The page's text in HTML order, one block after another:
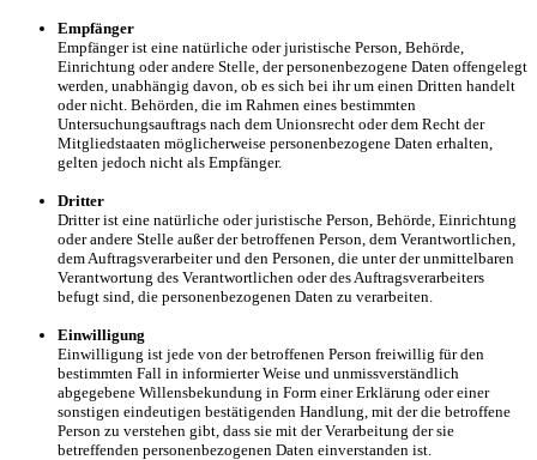
Empfänger
Empfänger ist eine natürliche oder juristische Person, Behörde,
Einrichtung oder andere Stelle, der personenbezogene Daten offengelegt
werden, unabhängig davon, ob es sich bei ihr um einen Dritten handelt
oder nicht. Behörden, die im Rahmen eines bestimmten
Untersuchungsauftrags nach dem Unionsrecht oder dem Recht der
Mitgliedstaaten möglicherweise personenbezogene Daten erhalten,
gelten jedoch nicht als Empfänger.
Dritter
Dritter ist eine natürliche oder juristische Person, Behörde, Einrichtung
oder andere Stelle außer der betroffenen Person, dem Verantwortlichen,
dem Auftragsverarbeiter und den Personen, die unter der unmittelbaren
Verantwortung des Verantwortlichen oder des Auftragsverarbeiters
befugt sind, die personenbezogenen Daten zu verarbeiten.
Einwilligung
Einwilligung ist jede von der betroffenen Person freiwillig für den
bestimmten Fall in informierter Weise und unmissverständlich
abgegebene Willensbekundung in Form einer Erklärung oder einer
sonstigen eindeutigen bestätigenden Handlung, mit der die betroffene
Person zu verstehen gibt, dass sie mit der Verarbeitung der sie
betreffenden personenbezogenen Daten einverstanden ist.